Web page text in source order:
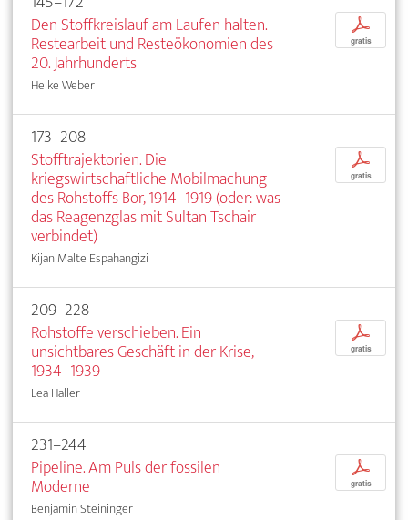
Den Stoffkreislauf am Laufen halten.
Restearbeit und Resteökonomien des
20. Jahrhunderts
Heike Weber
p
gratis
173–208
Stofftrajektorien. Die
kriegswirtschaftliche Mobilmachung
des Rohstoffs Bor, 1914–1919 (oder: was
das Reagenzglas mit Sultan Tschair
verbindet)
Kijan Malte Espahangizi
p
gratis
209–228
Rohstoffe verschieben. Ein
unsichtbares Geschäft in der Krise,
1934–1939
Lea Haller
p
gratis
231–244
Pipeline. Am Puls der fossilen
Moderne
Benjamin Steininger
p
gratis